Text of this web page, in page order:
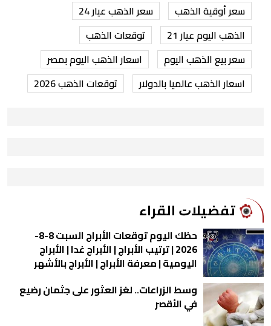
سعر أوقية الذهب
سعر الذهب عيار 24
الذهب اليوم عيار 21
توقعات الذهب
سعر بيع الذهب اليوم
اسعار الذهب اليوم بمصر
اسعار الذهب عالميا بالدولار
توقعات الذهب 2026
ﺗﻔﻀﻴﻼﺕ اﻟﻘﺮاء
حظك اليوم توقعات الأبراج السبت 8-8-
2026 | ترتيب الأبراج | الأبراج غدا | الأبراج
اليومية | معرفة الأبراج | الأبراج بالأشهر
وسط الزراعات.. لغز العثور على جثمان رضيع
في الأقصر